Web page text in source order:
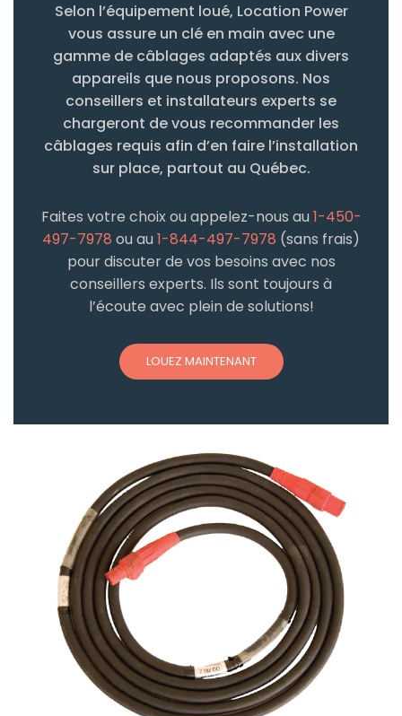
Selon l’équipement loué, Location Power
vous assure un clé en main avec une
gamme de câblages adaptés aux divers
appareils que nous proposons. Nos
conseillers et installateurs experts se
chargeront de vous recommander les
câblages requis afin d’en faire l’installation
sur place, partout au Québec.
Faites votre choix ou appelez-nous au1-450-
497-7978 ou au1-844-497-7978 (sans frais)
pour discuter de vos besoins avec nos
conseillers experts. Ils sont toujours à
l’écoute avec plein de solutions!
LOUEZ MAINTENANT